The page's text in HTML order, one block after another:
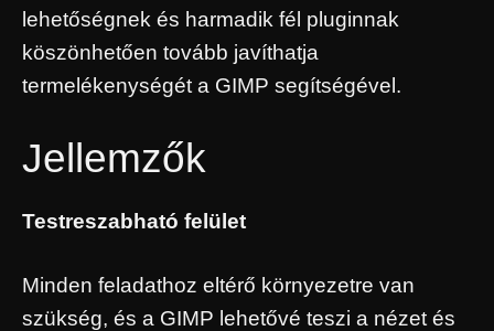
lehetőségnek és harmadik fél pluginnak
köszönhetően tovább javíthatja
termelékenységét a GIMP segítségével.
Jellemzők
Testreszabható felület
Minden feladathoz eltérő környezetre van
szükség, és a GIMP lehetővé teszi a nézet és